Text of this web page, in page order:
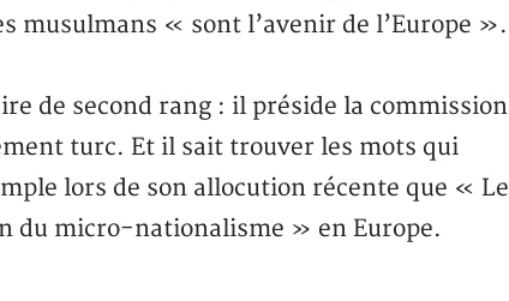
musulmans « sont l’avenir de l’Europe ».
de second rang : il préside la commission
turc. Et il sait trouver les mots qui
lors de son allocution récente que « Le
du micro-nationalisme » en Europe.